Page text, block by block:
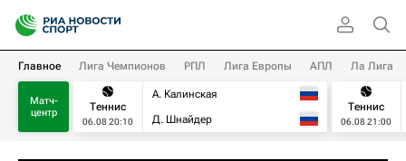
Главное Лига Чемпионов РПЛ Лига Европы АПЛ Ла Лига
Матч-
центр
Теннис
06.08 20:10
А. Калинская
Д. Шнайдер
Теннис
06.08 21:00